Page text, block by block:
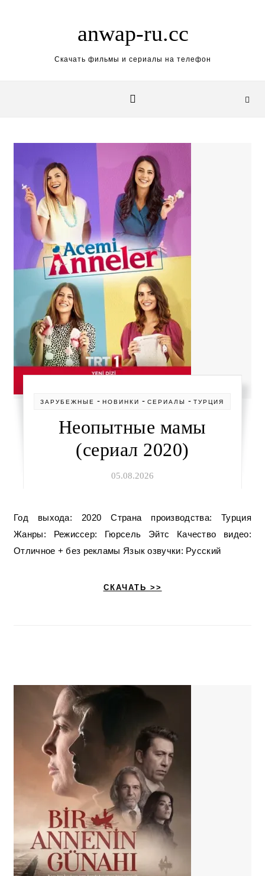
anwap-ru.cc
Скачать фильмы и сериалы на телефон
ЗАРУБЕЖНЫЕ -НОВИНКИ -СЕРИАЛЫ -ТУРЦИЯ
Неопытные мамы
(сериал 2020)
05.08.2026
Год выхода: 2020 Страна производства: Турция
Жанры: Режиссер: Гюрсель Эйтс Качество видео:
Отличное + без рекламы Язык озвучки: Русский
СКАЧАТЬ >>